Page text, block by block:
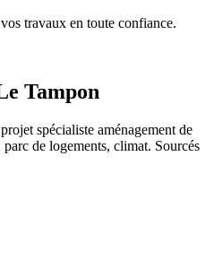
travaux en toute confiance.
Tampon
spécialiste aménagement de
de logements, climat. Sourcés